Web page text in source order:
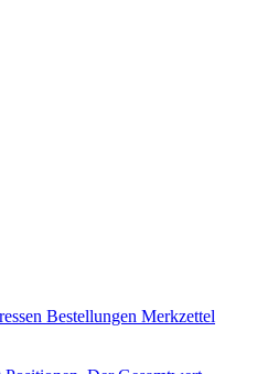
Bestellungen Merkzettel